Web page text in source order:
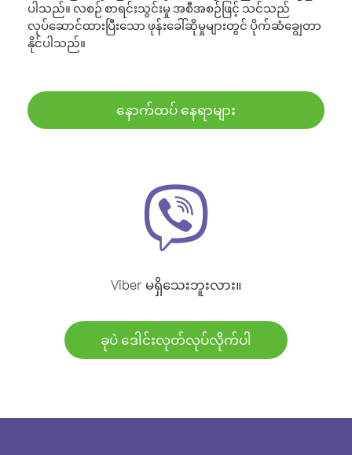
ပါသည်။ လစဉ် စာရင်းသွင်းမှု အစီအစဉ်ဖြင့် သင်သည်
လုပ်ဆောင်ထားပြီးသော ဖုန်းခေါ်ဆိုမှုများတွင် ပိုက်ဆံချွေတာ
နိုင်ပါသည်။
နောက်ထပ် နေရာများ
Viber မရှိသေးဘူးလား။
ခုပဲ ဒေါင်းလုတ်လုပ်လိုက်ပါ